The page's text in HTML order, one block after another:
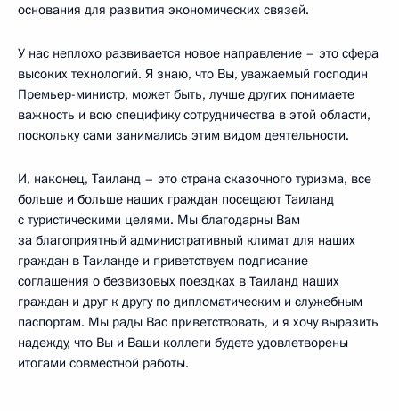
основания для развития экономических связей.
У нас неплохо развивается новое направление – это сфера
высоких технологий. Я знаю, что Вы, уважаемый господин
Премьер-министр, может быть, лучше других понимаете
важность и всю специфику сотрудничества в этой области,
поскольку сами занимались этим видом деятельности.
И, наконец, Таиланд – это страна сказочного туризма, все
больше и больше наших граждан посещают Таиланд
с туристическими целями. Мы благодарны Вам
за благоприятный административный климат для наших
граждан в Таиланде и приветствуем подписание
соглашения о безвизовых поездках в Таиланд наших
граждан и друг к другу по дипломатическим и служебным
паспортам. Мы рады Вас приветствовать, и я хочу выразить
надежду, что Вы и Ваши коллеги будете удовлетворены
итогами совместной работы.